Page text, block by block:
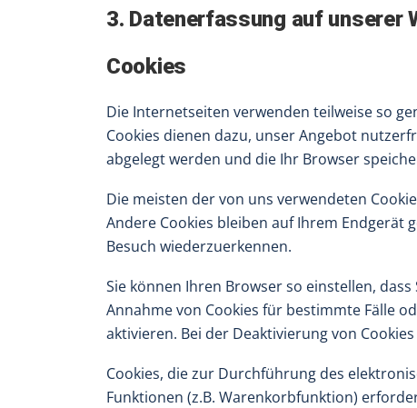
3. Datenerfassung auf unserer
Cookies
Die Internetseiten verwenden teilweise so
Cookies dienen dazu, unser Angebot
abgelegt werden und die Ihr Browser
Die meisten der von uns verwendeten
Andere Cookies bleiben auf Ihrem Endgerät
Besuch wiederzuerkennen.
Sie können Ihren Browser so einstellen,
Annahme von Cookies für bestimmte Fälle
aktivieren. Bei der Deaktivierung von
Cookies, die zur Durchführung des
Funktionen (z.B. Warenkorbfunktion)